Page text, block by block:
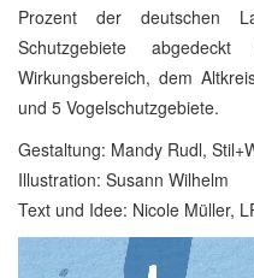
Prozent der deutschen
Schutzgebiete
Wirkungsbereich, dem
und 5 Vogelschutzgebiete.
Gestaltung: Mandy Rudl,
Illustration: Susann Wilhelm
Text und Idee: Nicole Müller,